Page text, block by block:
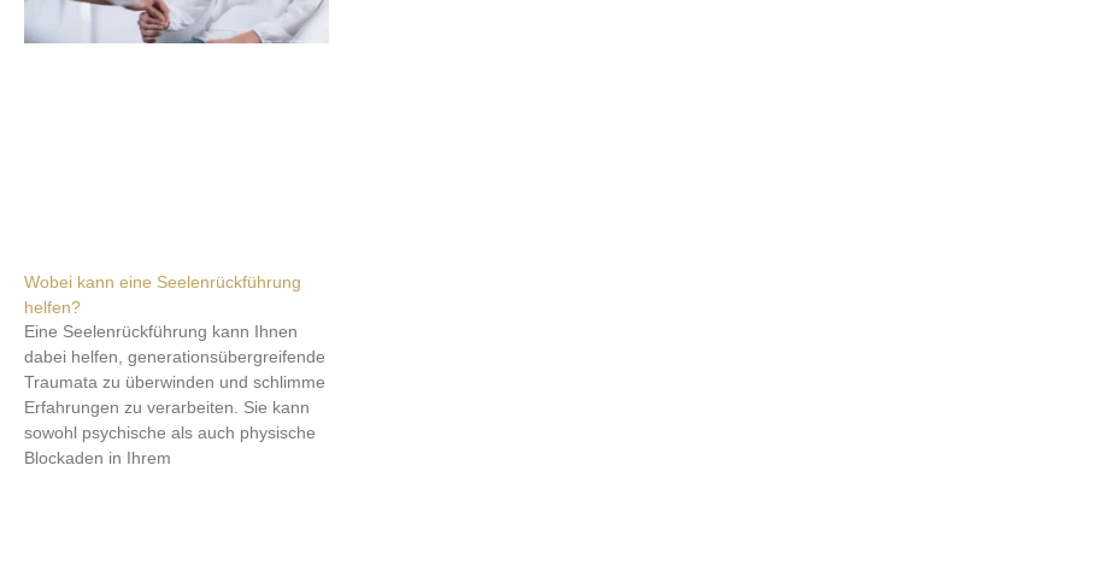
Wobei kann eine Seelenrückführung
helfen?
Eine Seelenrückführung kann Ihnen
dabei helfen, generationsübergreifende
Traumata zu überwinden und schlimme
Erfahrungen zu verarbeiten. Sie kann
sowohl psychische als auch physische
Blockaden in Ihrem